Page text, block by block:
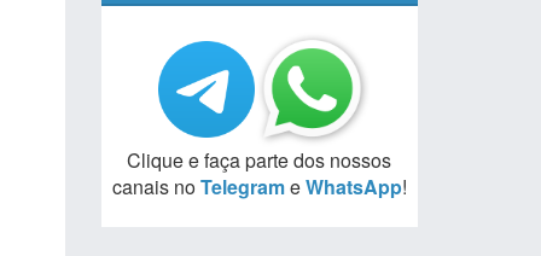
Clique e faça parte dos nossos
canais noTelegrameWhatsApp!